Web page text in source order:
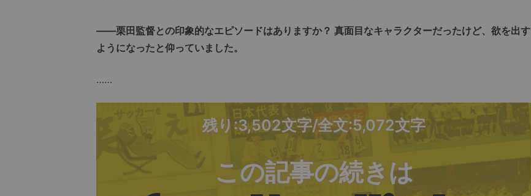
――栗田監督との印象的なエピソードはありますか？ 真面目なキャラクターだったけど、欲を出す
ようになったと仰っていました。
……
残り:3,502文字/全文:5,072文字
この記事の続きは